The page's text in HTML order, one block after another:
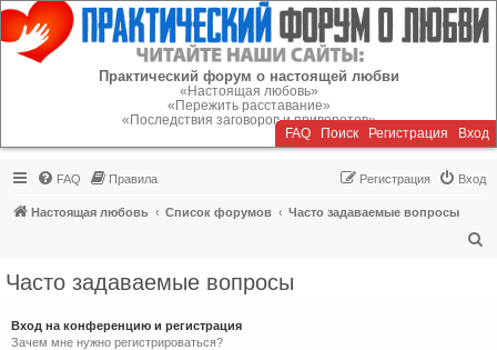
Регистрация
Практический форум о настоящей любви
«Настоящая любовь»
«Пережить расставание»
«Последствия заговоров и приворотов»
FAQ Поиск Регистрация Вход
FAQ Правила Вход
Регистрация
Настоящая любовь Список форумов
Часто задаваемые вопросы
Часто задаваемые вопросы
Вход на конференцию и регистрация
Зачем мне нужно регистрироваться?